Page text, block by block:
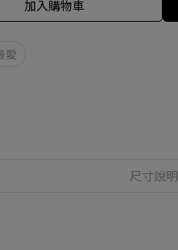
加入購物車
愛
尺寸說明